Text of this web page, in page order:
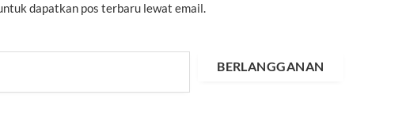
dapatkan pos terbaru lewat email.
BERLANGGANAN